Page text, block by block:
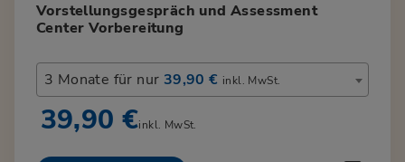
Vorstellungsgespräch und Assessment
Center Vorbereitung
3 Monate für nur 39,90 € inkl. MwSt.
39,90 €inkl. MwSt.